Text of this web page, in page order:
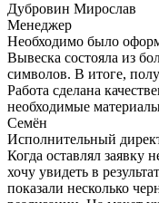
Дубровин Мирослав
Менеджер
Необходимо было
Вывеска состояла из
символов. В итоге,
Работа сделана
необходимые
Семён
Исполнительный
Когда оставлял заявку
хочу увидеть в
показали несколько